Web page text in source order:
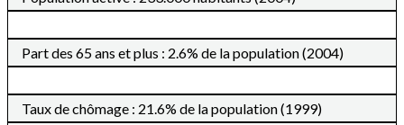
Part des 65 ans et plus : 2.6% de la population (2004)
Taux de chômage : 21.6% de la population (1999)